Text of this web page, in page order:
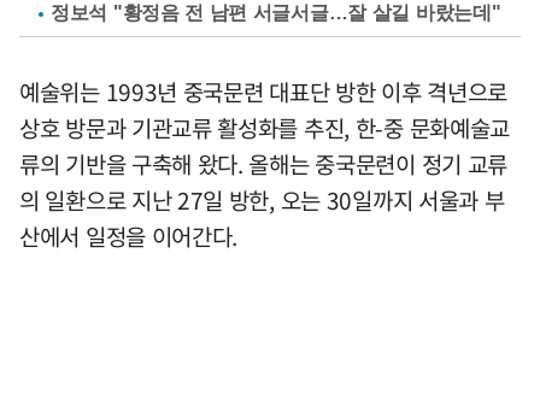
정보석 "황정음 전 남편 서글서글…잘 살길 바랐는데"
예술위는 1993년 중국문련 대표단 방한 이후 격년으로
상호 방문과 기관교류 활성화를 추진, 한-중 문화예술교
류의 기반을 구축해 왔다. 올해는 중국문련이 정기 교류
의 일환으로 지난 27일 방한, 오는 30일까지 서울과 부
산에서 일정을 이어간다.